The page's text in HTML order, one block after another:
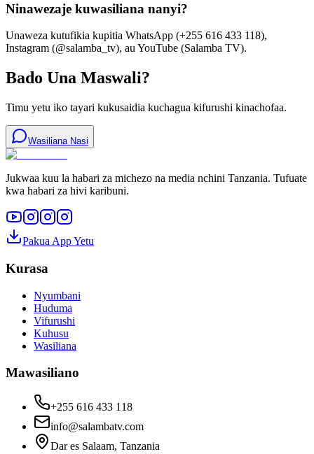
Ninawezaje kuwasiliana nanyi?
Unaweza kutufikia kupitia WhatsApp (+255 616 433 118),
Instagram (@salamba_tv), au YouTube (Salamba TV).
Bado Una Maswali?
Timu yetu iko tayari kukusaidia kuchagua kifurushi kinachofaa.
Wasiliana Nasi
Jukwaa kuu la habari za michezo na media nchini Tanzania. Tufuate
kwa habari za hivi karibuni.
Pakua App Yetu
Kurasa
Nyumbani
Huduma
Vifurushi
Kuhusu
Wasiliana
Mawasiliano
+255 616 433 118
info@salambatv.com
Dar es Salaam, Tanzania